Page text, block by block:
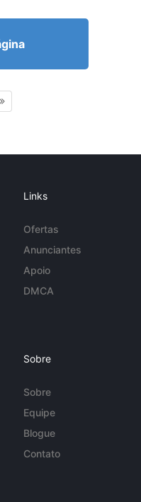
Links
Ofertas
Anunciantes
Apoio
DMCA
Sobre
Sobre
Equipe
Blogue
Contato